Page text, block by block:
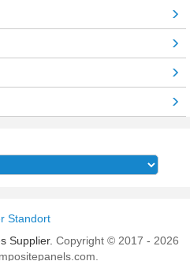
Standort
Supplier. Copyright © 2017 - 2026